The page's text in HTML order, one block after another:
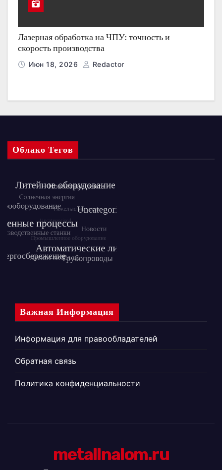
Лазерная обработка на ЧПУ: точность и
скорость производства
Июн 18, 2026 Redactor
Облако Тегов
Важная Информация
Информация для правообладателей
Обратная связь
Политика конфиденциальности
metallnalom.ru